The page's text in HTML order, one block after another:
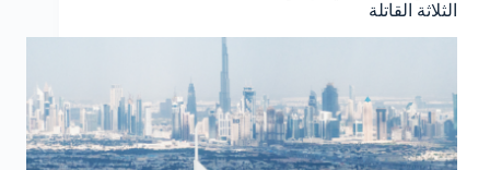
الثلاثة القاتلة